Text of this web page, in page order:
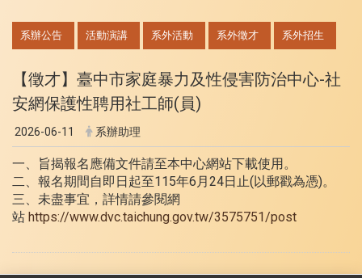
系辦公告 活動演講 系外活動 系外徵才 系外招生
【徵才】臺中市家庭暴力及性侵害防治中心-社
安網保護性聘用社工師(員)
2026-06-11 系辦助理
一、旨揭報名應備文件請至本中心網站下載使用。
二、報名期間自即日起至115年6月24日止(以郵戳為憑)。
三、未盡事宜，詳情請參閱網
站 https://www.dvc.taichung.gov.tw/3575751/post